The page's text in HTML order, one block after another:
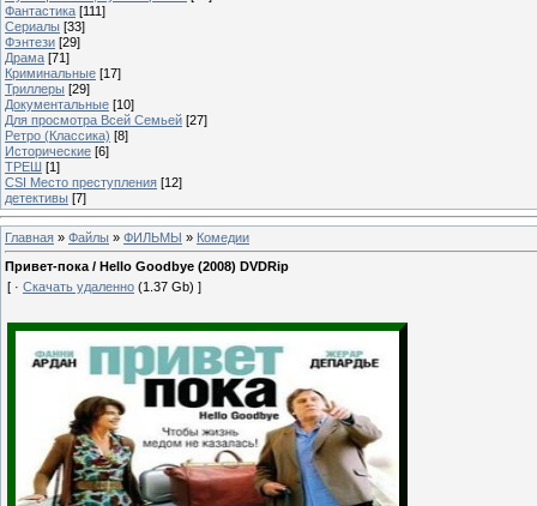
Фантастика [111]
Сериалы [33]
Фэнтези [29]
Драма [71]
Криминальные [17]
Триллеры [29]
Документальные [10]
Для просмотра Всей Семьей [27]
Ретро (Классика) [8]
Исторические [6]
ТРЕШ [1]
CSI Место преступления [12]
детективы [7]
Главная » Файлы » ФИЛЬМЫ » Комедии
Привет-пока / Hello Goodbye (2008) DVDRip
[ · Скачать удаленно (1.37 Gb) ]